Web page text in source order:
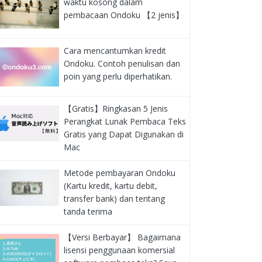
pembacaan Ondoku 【2 jenis】
Cara mencantumkan kredit
Ondoku. Contoh penulisan dan
poin yang perlu diperhatikan.
【Gratis】Ringkasan 5 Jenis
Perangkat Lunak Pembaca Teks
Gratis yang Dapat Digunakan di
Mac
Metode pembayaran Ondoku
(Kartu kredit, kartu debit,
transfer bank) dan tentang
tanda terima
【Versi Berbayar】 Bagaimana
lisensi penggunaan komersial